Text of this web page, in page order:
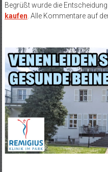
Begrüßt wurde die
kaufen . Alle Kommentare auf